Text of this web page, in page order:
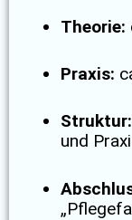
Theorie:
Praxis:
Struktur:
und